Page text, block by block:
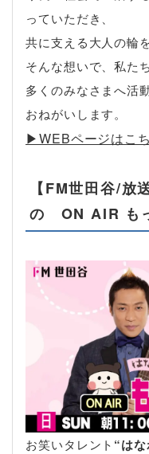
っていただき、
共に支える大人の輪
そんな想いで、私た
多くのみなさまへ活
おねがいします。
▶︎WEBページはこ
【FM世田谷/放
の ON AIR も
お笑いタレント “は